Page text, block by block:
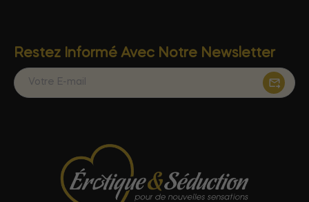
Restez Informé Avec Notre Newsletter